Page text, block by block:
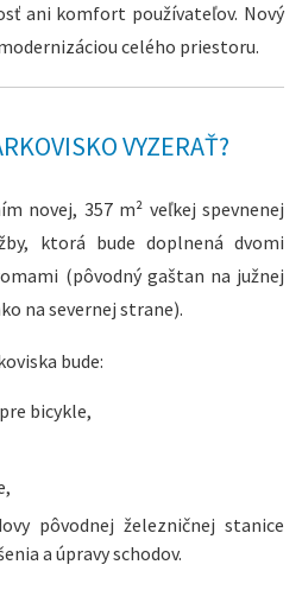
ani komfort používateľov. Nový
celého priestoru.
VYZERAŤ?
novej, 357 m² veľkej spevnenej
ktorá bude doplnená dvomi
(pôvodný gaštan na južnej
na severnej strane).
bude:
bicykle,
pôvodnej železničnej stanice
a úpravy schodov.